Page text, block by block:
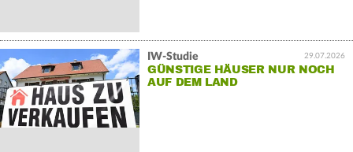
29.07.2026
IW-Studie
GÜNSTIGE HÄUSER NUR NOCH
AUF DEM LAND